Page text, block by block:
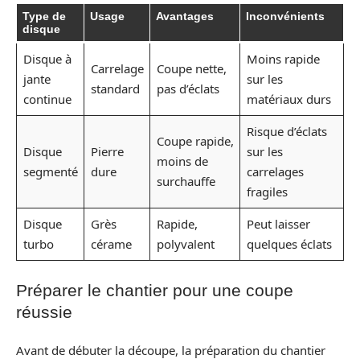
Type de
disque
Usage Avantages Inconvénients
Disque à
jante
continue
Carrelage
standard
Coupe nette,
pas d’éclats
Moins rapide
sur les
matériaux durs
Disque
segmenté
Pierre
dure
Coupe rapide,
moins de
surchauffe
Risque d’éclats
sur les
carrelages
fragiles
Disque
turbo
Grès
cérame
Rapide,
polyvalent
Peut laisser
quelques éclats
Préparer le chantier pour une coupe
réussie
Avant de débuter la découpe, la préparation du chantier